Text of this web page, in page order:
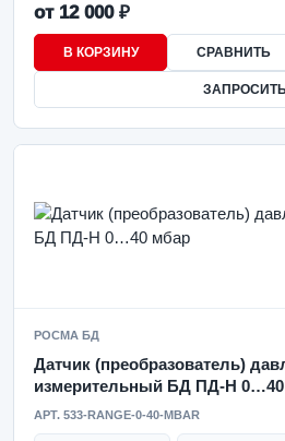
от 12 000 ₽
В КОРЗИНУ СРАВНИТЬ
РОСМА БД
Датчик (преобразователь)
измерительный БД ПД-Н
АРТ. 533-RANGE-0-40-MBAR